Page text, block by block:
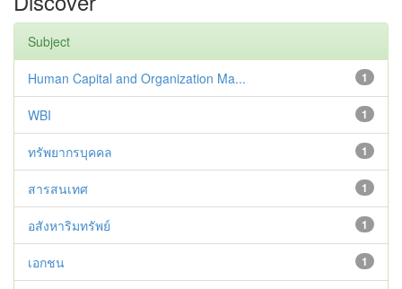
Subject
1
Human Capital and Organization Ma...
1
WBI
1
ทรัพยากรบุคคล
1
สารสนเทศ
1
อสังหาริมทรัพย์
1
เอกชน